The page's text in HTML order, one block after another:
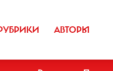
АВТОРЫ